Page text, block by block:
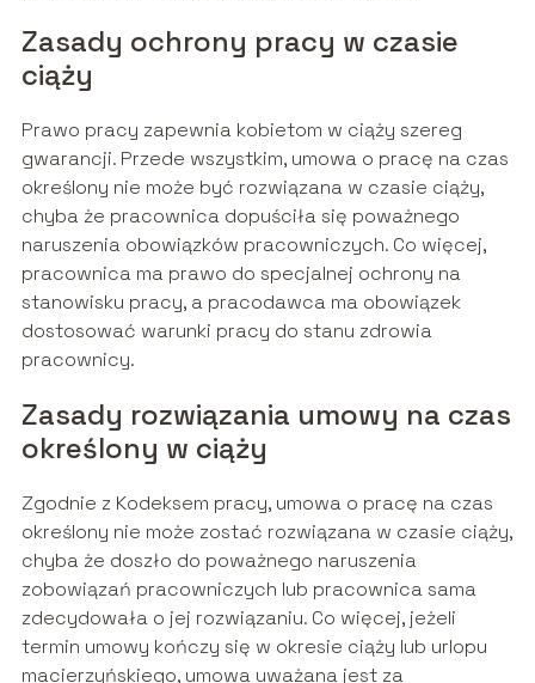
Zasady ochrony pracy w czasie
ciąży
Prawo pracy zapewnia kobietom w ciąży szereg
gwarancji. Przede wszystkim, umowa o pracę na czas
określony nie może być rozwiązana w czasie ciąży,
chyba że pracownica dopuściła się poważnego
naruszenia obowiązków pracowniczych. Co więcej,
pracownica ma prawo do specjalnej ochrony na
stanowisku pracy, a pracodawca ma obowiązek
dostosować warunki pracy do stanu zdrowia
pracownicy.
Zasady rozwiązania umowy na czas
określony w ciąży
Zgodnie z Kodeksem pracy, umowa o pracę na czas
określony nie może zostać rozwiązana w czasie ciąży,
chyba że doszło do poważnego naruszenia
zobowiązań pracowniczych lub pracownica sama
zdecydowała o jej rozwiązaniu. Co więcej, jeżeli
termin umowy kończy się w okresie ciąży lub urlopu
macierzyńskiego, umowa uważana jest za